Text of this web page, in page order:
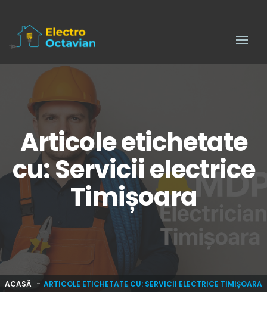
Articole etichetate
cu: Servicii electrice
Timișoara
ACASĂ ARTICOLE ETICHETATE CU: SERVICII ELECTRICE TIMIȘOARA